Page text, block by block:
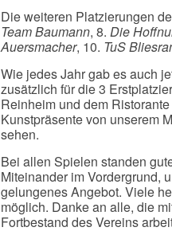
Die weiteren Platzierungen
Team Baumann, 8. Die
Auersmacher, 10. TuS
Wie jedes Jahr gab es auch
zusätzlich für die 3
Reinheim und dem
Kunstpräsente von unserem
sehen.
Bei allen Spielen standen
Miteinander im Vordergrund,
gelungenes Angebot. Viele
möglich. Danke an alle, die
Fortbestand des Vereins